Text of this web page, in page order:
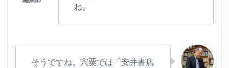
ね。
そうですね。宍粟では「安井書店